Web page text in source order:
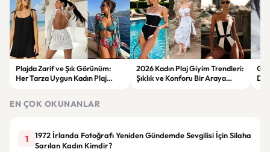
Plajda Zarif ve Şık Görünüm:
Her Tarza Uygun Kadın Plaj
2026 Kadın Plaj Giyim Trendleri:
Şıklık ve Konforu Bir Araya
EN ÇOK OKUNANLAR
1
1972 İrlanda Fotoğrafı Yeniden Gündemde Sevgilisi İçin Silaha
Sarılan Kadın Kimdir?